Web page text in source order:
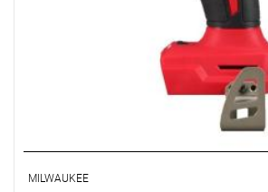
MILWAUKEE